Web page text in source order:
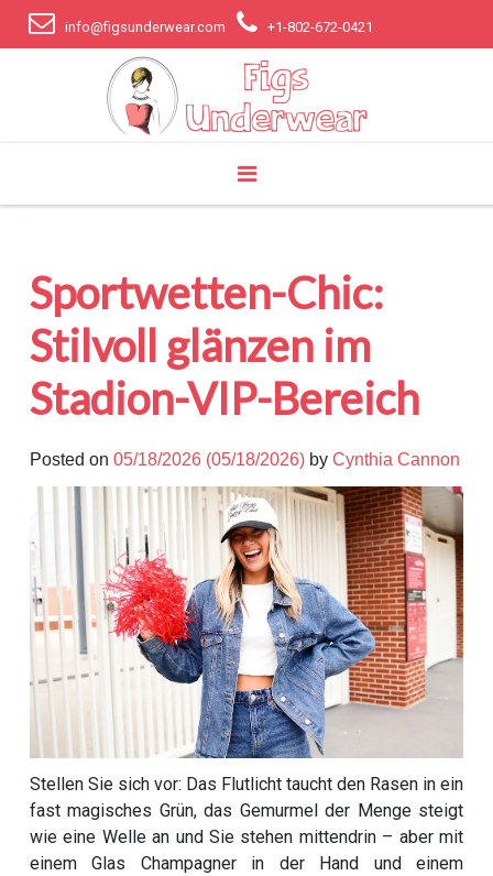
info@figsunderwear.com +1-802-672-0421
Sportwetten-Chic:
Stilvoll glänzen im
Stadion-VIP-Bereich
Posted on 05/18/2026 (05/18/2026) by Cynthia Cannon
Stellen Sie sich vor: Das Flutlicht taucht den Rasen in ein
fast magisches Grün, das Gemurmel der Menge steigt
wie eine Welle an und Sie stehen mittendrin – aber mit
einem Glas Champagner in der Hand und einem